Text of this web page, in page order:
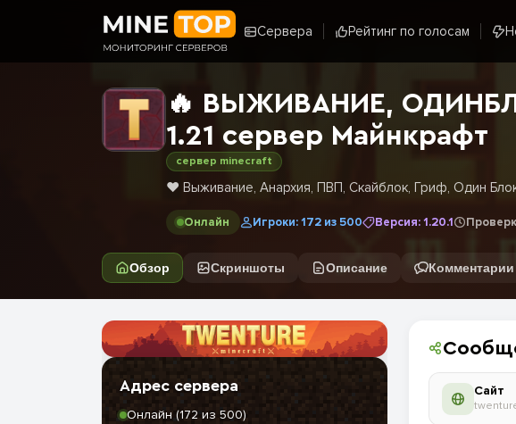
Сервера Рейтинг по голосам
🔥 ВЫЖИВАНИЕ,
1.21 сервер Майнкрафт
сервер minecraft
❤️ Выживание, Анархия, ПВП, Скайблок, Гриф, Один
Онлайн Игроки: 172 из 500 Версия: 1.20.1
Обзор Скриншоты Описание Комментарии
Адрес сервера
Онлайн (172 из 500)
Сайт